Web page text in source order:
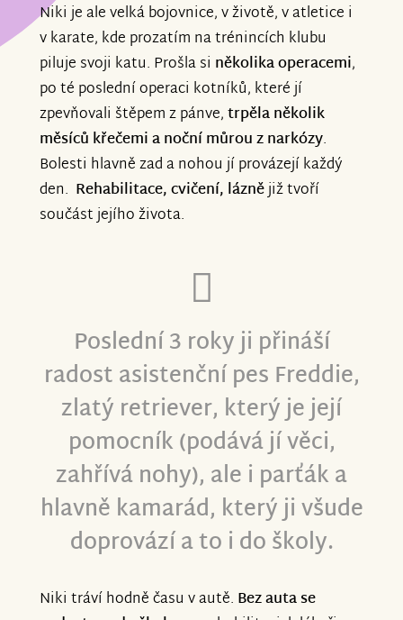
Niki je ale velká bojovnice, v životě, v atletice i
v karate, kde prozatím na trénincích klubu
piluje svoji katu. Prošla si několika operacemi,
po té poslední operaci kotníků, které jí
zpevňovali štěpem z pánve,trpěla několik
měsíců křečemi a noční můrou z narkózy.
Bolesti hlavně zad a nohou jí provázejí každý
den. Rehabilitace, cvičení, láznějiž tvoří
součást jejího života.
Poslední 3 roky ji přináší
radost asistenční pes Freddie,
zlatý retriever, který je její
pomocník (podává jí věci,
zahřívá nohy), ale i parťák a
hlavně kamarád, který ji všude
doprovází a to i do školy.
Niki tráví hodně času v autě. Bez auta se